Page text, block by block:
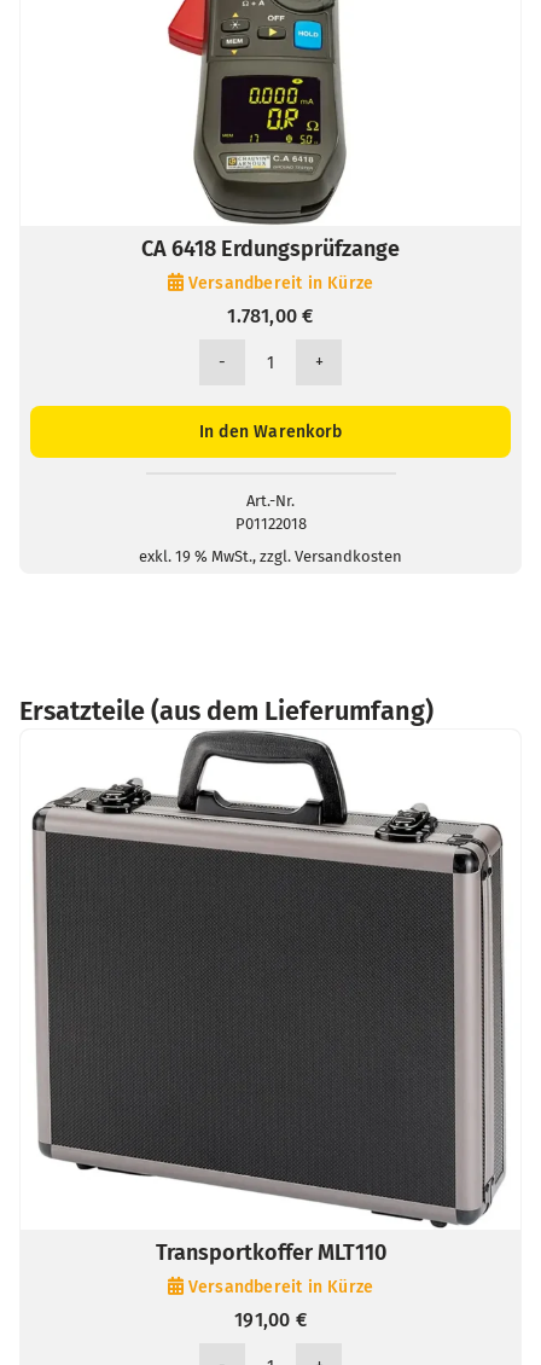
CA 6418 Erdungsprüfzange
Versandbereit in Kürze
1.781,00€
CA
Erdungsprüfzange
In den Warenkorb
Art.-Nr.
P01122018
exkl. 19 % MwSt., zzgl. Versandkosten
Ersatzteile (aus dem Lieferumfang)
Transportkoffer MLT110
Versandbereit in Kürze
191,00 €